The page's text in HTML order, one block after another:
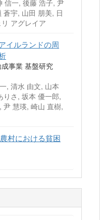
信一, 後藤 浩子, 尹
宇, 山田 朋美, 日
アグレイア
イルランドの周
事業 基盤研究
, 清水 由文, 山本
りさ, 坂本 優一郎,
尹 慧瑛, 崎山 直樹,
村における貧困